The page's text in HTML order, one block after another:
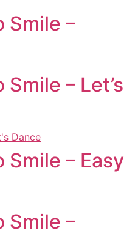
Smile –
– Let’s
Smile – Easy
Smile –